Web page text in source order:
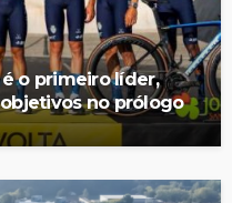
o primeiro líder,
no prólogo